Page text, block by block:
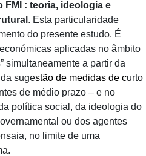
: teoria, ideologia e
. Esta particularidade
do presente estudo. É
aplicadas no âmbito
simultaneamente a partir da
sugestão de medidas de curto
de médio prazo – e no
política social, da ideologia do
ou dos agentes
no limite de uma